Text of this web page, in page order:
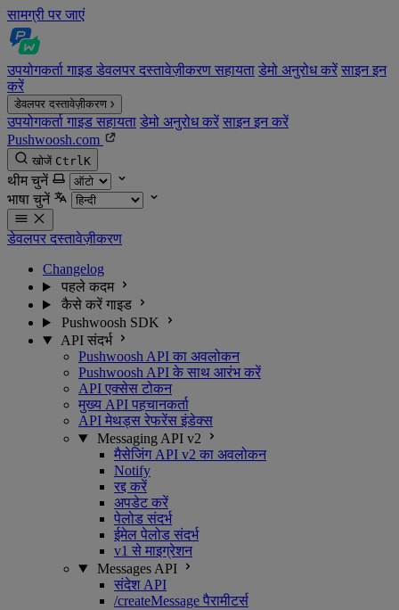
सामग्री पर जाएं
उपयोगकर्ता गाइड डेवलपर दस्तावेज़ीकरण सहायता डेमो अनुरोध करें साइन इन
करें
डेवलपर दस्तावेज़ीकरण
उपयोगकर्ता गाइड सहायता डेमो अनुरोध करें साइन इन करें
Pushwoosh.com
खोजें CtrlK
थीम चुनें
भाषा चुनें
डेवलपर दस्तावेज़ीकरण
Changelog
पहले कदम
कैसे करें गाइड
Pushwoosh SDK
API संदर्भ
Pushwoosh API का अवलोकन
Pushwoosh API के साथ आरंभ करें
API एक्सेस टोकन
मुख्य API पहचानकर्ता
API मेथड्स रेफरेंस इंडेक्स
Messaging API v2
मैसेजिंग API v2 का अवलोकन
Notify
रद्द करें
अपडेट करें
पेलोड संदर्भ
ईमेल पेलोड संदर्भ
v1 से माइग्रेशन
Messages API
संदेश API
/createMessage पैरामीटर्स